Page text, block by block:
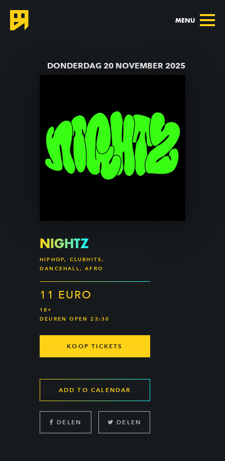
MENU
DONDERDAG 20 NOVEMBER 2025
NIGHTZ
HIPHOP, CLUBHITS,
DANCEHALL, AFRO
11 EURO
18+
DEUREN OPEN 23:30
KOOP TICKETS
ADD TO CALENDAR
DELEN DELEN